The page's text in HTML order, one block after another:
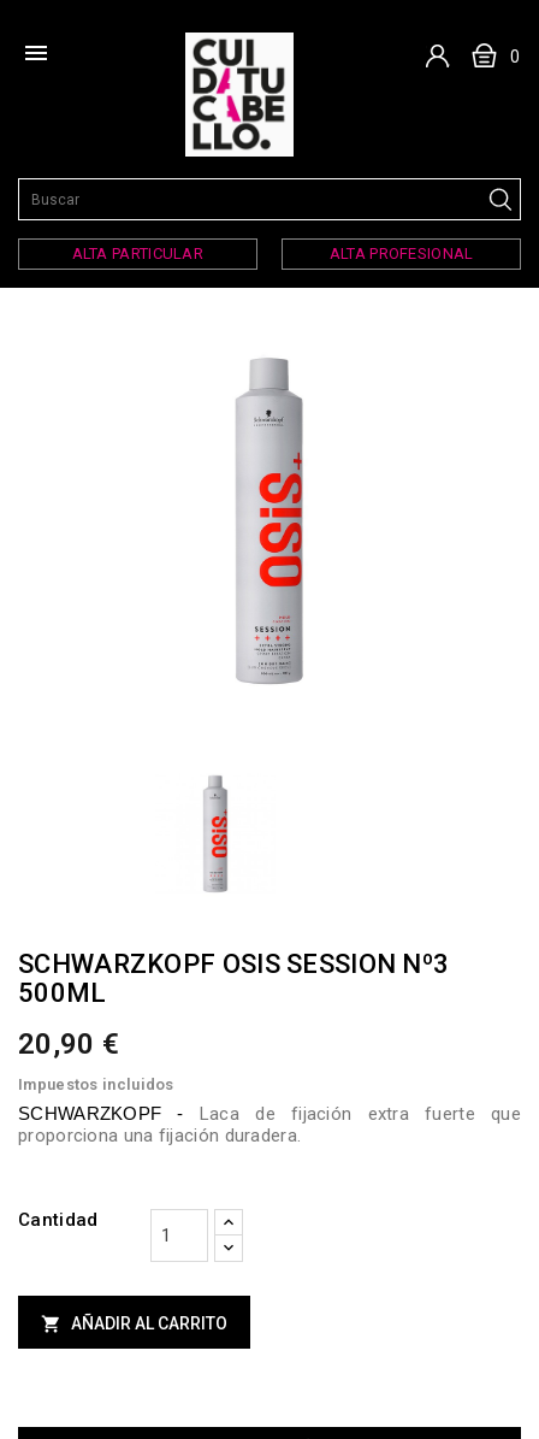
 0
ALTA PARTICULAR ALTA PROFESIONAL
SCHWARZKOPF OSIS SESSION Nº3
500ML
20,90 €
Impuestos incluidos
SCHWARZKOPF - Laca de fijación extra fuerte que
proporciona una fijación duradera.
Cantidad
 AÑADIR AL CARRITO